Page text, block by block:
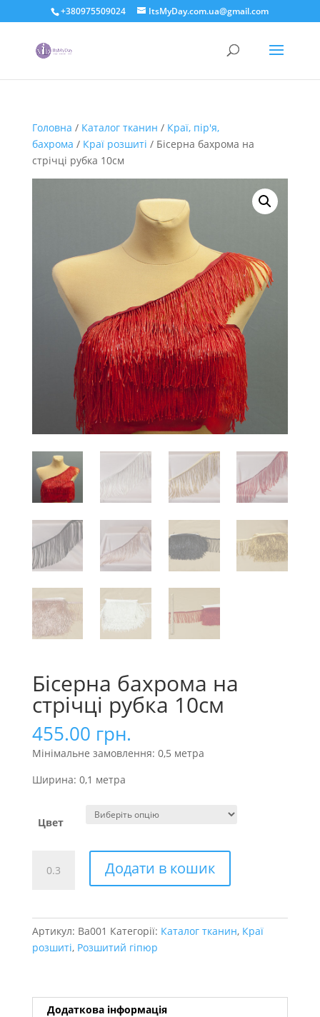
+380975509024 ItsMyDay.com.ua@gmail.com
Головна / Каталог тканин / Краї, пір'я,
бахрома / Краї розшиті / Бісерна бахрома на
стрічці рубка 10см
Бісерна бахрома на
стрічці рубка 10см
455.00 грн.
Мінімальне замовлення: 0,5 метра
Ширина: 0,1 метра
Цвет
бахрома
10см
кількість
Додати в кошик
Артикул: Ba001 Категорії: Каталог тканин, Краї
розшиті, Розшитий гіпюр
Додаткова інформація